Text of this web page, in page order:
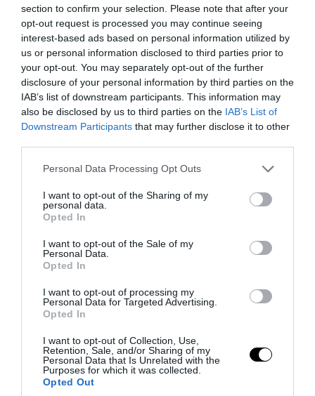
section to confirm your selection. Please note that after your
opt-out request is processed you may continue seeing
interest-based ads based on personal information utilized by
us or personal information disclosed to third parties prior to
your opt-out. You may separately opt-out of the further
disclosure of your personal information by third parties on the
IAB’s list of downstream participants. This information may
also be disclosed by us to third parties on the IAB’s List of
Downstream Participants that may further disclose it to other
Please note that this website/app uses one or more Google
not limited to your visit or usage behaviour. You may click to
grant or deny consent to Google and its third-party tags to
use your data for below specified purposes in below Google
consent section.
Personal Data Processing Opt Outs
I want to opt-out of the Sharing of my
personal data.
Opted In
I want to opt-out of the Sale of my
Personal Data.
Opted In
I want to opt-out of processing my
Personal Data for Targeted Advertising.
Opted In
I want to opt-out of Collection, Use,
Retention, Sale, and/or Sharing of my
Personal Data that Is Unrelated with the
Purposes for which it was collected.
Opted Out
07.08.2026 | 15:39
PRONEWS.GR /CELEBRITIES
στέλνω γλυκά την αγάπη μου από
Αντίπαρο»
07.08.2026 | 15:20